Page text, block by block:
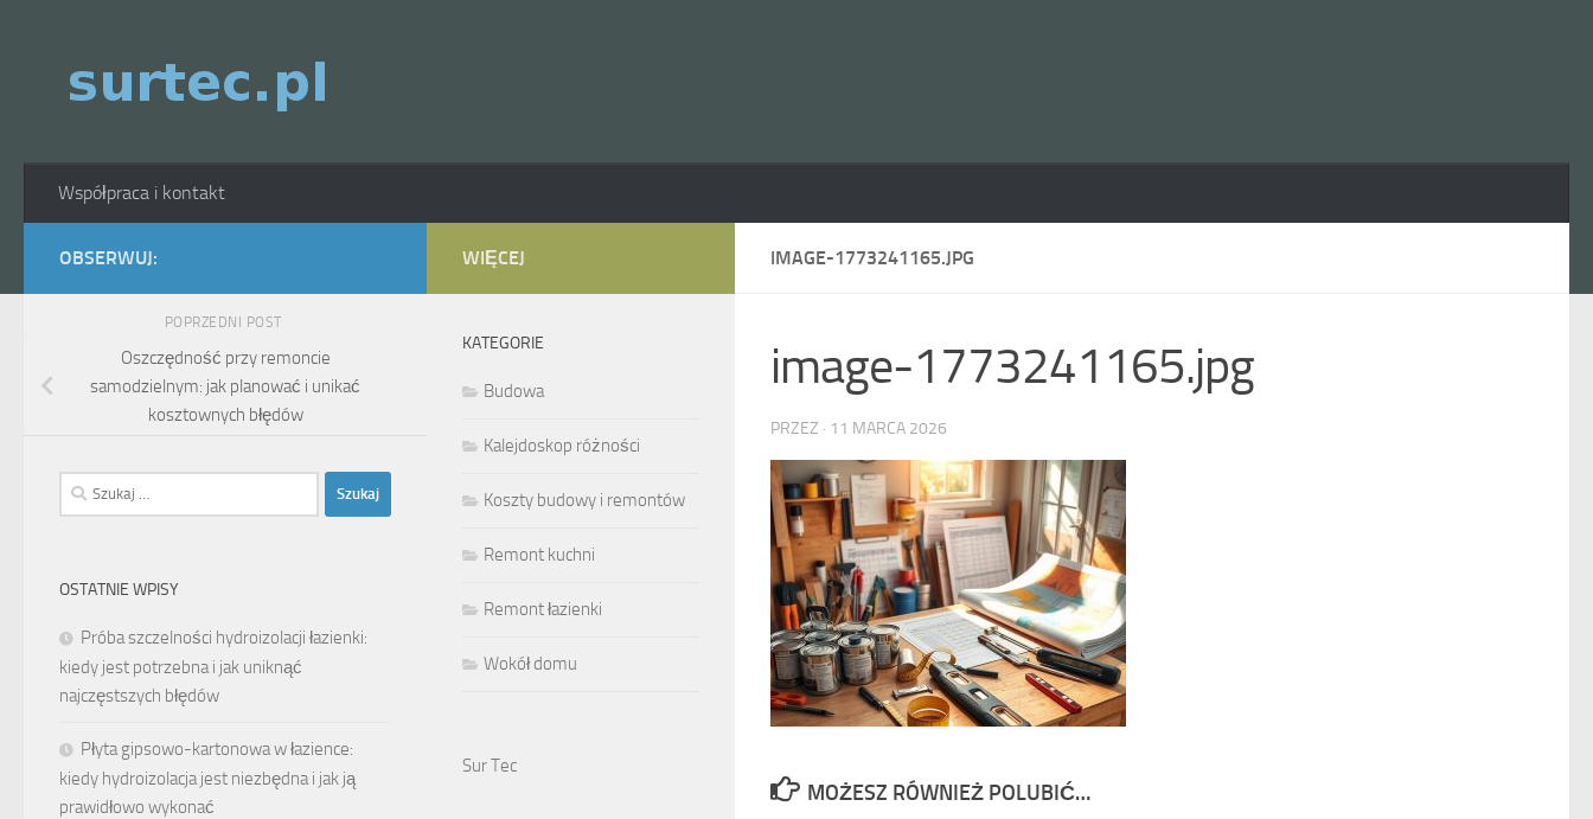
Współpraca i kontakt
IMAGE-1773241165.JPG
image-1773241165.jpg
PRZEZ · 11 MARCA 2026
MOŻESZ RÓWNIEŻ POLUBIĆ…
OBSERWUJ:
POPRZEDNI POST
Oszczędność przy remoncie
samodzielnym: jak planować i unikać
kosztownych błędów
Szukaj:
OSTATNIE WPISY
Próba szczelności hydroizolacji łazienki:
kiedy jest potrzebna i jak uniknąć
najczęstszych błędów
Płyta gipsowo-kartonowa w łazience:
kiedy hydroizolacja jest niezbędna i jak ją
prawidłowo wykonać
WIĘCEJ
KATEGORIE
Budowa
Kalejdoskop różności
Koszty budowy i remontów
Remont kuchni
Remont łazienki
Wokół domu
Sur Tec